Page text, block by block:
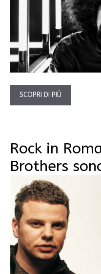
SCOPRI DI PIÙ
Rock in
Brothers